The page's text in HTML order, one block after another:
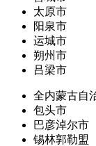
太原市
阳泉市
运城市
朔州市
吕梁市
全内蒙古自
包头市
巴彦淖尔市
锡林郭勒盟